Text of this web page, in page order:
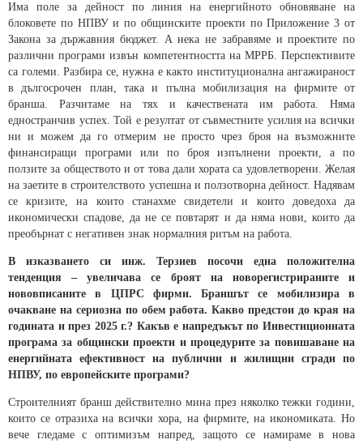
Има поле за дейност по линия на енергийното обновяване на
блоковете по НПВУ и по общинските проекти по Приложение 3 от
Закона за държавния бюджет. А нека не забравяме и проектите по
различни програми извън компетентността на МРРБ. Перспективите
са големи. Разбира се, нужна е както институционална ангажираност
в дългосрочен план, така и пълна мобилизация на фирмите от
бранша. Разчитаме на тях и качествената им работа. Няма
едностранчив успех. Той е резултат от съвместните усилия на всички
ни и можем да го отмерим не просто чрез броя на възможните
финансиращи програми или по броя изпълнени проекти, а по
ползите за обществото и от това дали хората са удовлетворени. Желая
на заетите в строителството успешна и ползотворна дейност. Надявам
се кризите, на които станахме свидетели и които доведоха да
икономически спадове, да не се повтарят и да няма нови, които да
преобърнат с негативен знак нормалния ритъм на работа.
В изказването си инж. Терзиев посочи една положителна
тенденция – увеличава се броят на новорегистрираните и
нововписаните в ЦПРС фирми. Браншът се мобилизира в
очакване на сериозна по обем работа. Какво предстои до края на
годината и през 2025 г.? Какъв е напредъкът по Инвестиционната
програма за общински проекти и процедурите за повишаване на
енергийната ефективност на публични и жилищни сгради по
НПВУ, по европейските програми?
Строителният бранш действително мина през няколко тежки години,
които се отразиха на всички хора, на фирмите, на икономиката. Но
вече гледаме с оптимизъм напред, защото се намираме в нова